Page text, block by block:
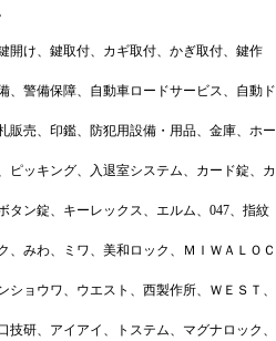
開け、鍵取付、カギ取付、かぎ取付、鍵作
、警備保障、自動車ロードサービス、自動ド
販売、印鑑、防犯用設備・用品、金庫、ホー
ピッキング、入退室システム、カード錠、カ
タン錠、キーレックス、エルム、047、指紋
みわ、ミワ、美和ロック、ＭＩＷＡＬＯＣ
ョウワ、ウエスト、西製作所、ＷＥＳＴ、
研、アイアイ、トステム、マグナロック、